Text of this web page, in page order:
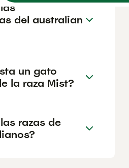
del australian
un gato
la raza Mist?
razas de